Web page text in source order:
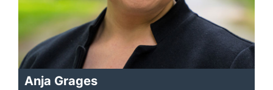
Anja Grages